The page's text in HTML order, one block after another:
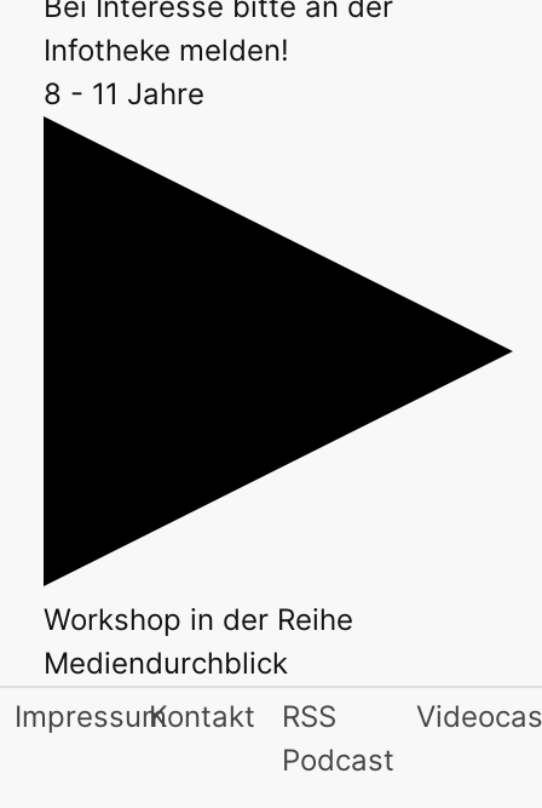
Infotheke melden!
8 - 11 Jahre
Workshop in der Reihe
Mediendurchblick
ImpressumKontakt
RSS
Podcast